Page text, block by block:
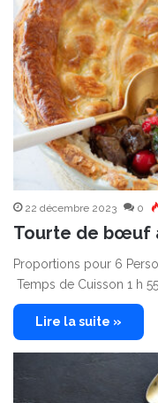
22 décembre 2023 0
Tourte de bœuf
Proportions pour 6
Temps de Cuisson 1 h 55…
Lire la suite »